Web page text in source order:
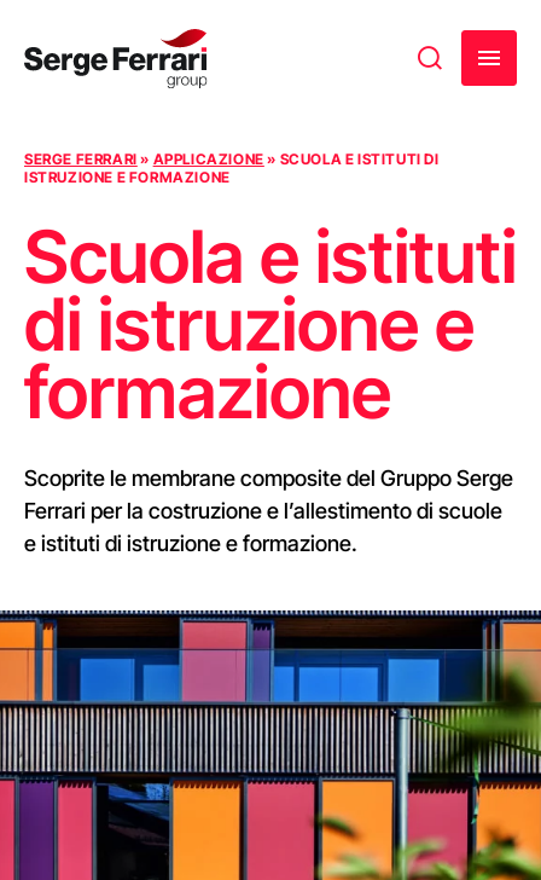
SERGE FERRARI » APPLICAZIONE » SCUOLA E ISTITUTI DI
ISTRUZIONE E FORMAZIONE
Scuola e istituti
di istruzione e
formazione
Scoprite le membrane composite del Gruppo Serge
Ferrari per la costruzione e l’allestimento di scuole
e istituti di istruzione e formazione.